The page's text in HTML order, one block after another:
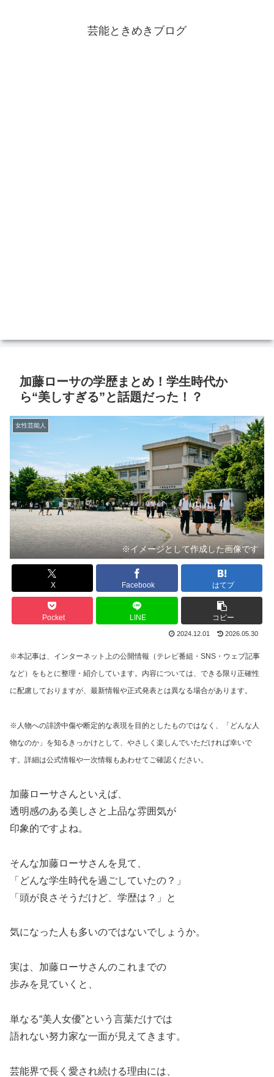
芸能ときめきブログ
加藤ローサの学歴まとめ！学生時代か
ら“美しすぎる”と話題だった！？
女性芸能人
※イメージとして作成した画像です
X Facebook はてブ
Pocket LINE コピー
2024.12.01 2026.05.30
※本記事は、インターネット上の公開情報（テレビ番組・SNS・ウェブ記事
など）をもとに整理・紹介しています。内容については、できる限り正確性
に配慮しておりますが、最新情報や正式発表とは異なる場合があります。
※人物への誹謗中傷や断定的な表現を目的としたものではなく、「どんな人
物なのか」を知るきっかけとして、やさしく楽しんでいただければ幸いで
す。詳細は公式情報や一次情報もあわせてご確認ください。
加藤ローサさんといえば、
透明感のある美しさと上品な雰囲気が
印象的ですよね。
そんな加藤ローサさんを見て、
「どんな学生時代を過ごしていたの？」
「頭が良さそうだけど、学歴は？」と
気になった人も多いのではないでしょうか。
実は、加藤ローサさんのこれまでの
歩みを見ていくと、
単なる“美人女優”という言葉だけでは
語れない努力家な一面が見えてきます。
芸能界で長く愛され続ける理由には、